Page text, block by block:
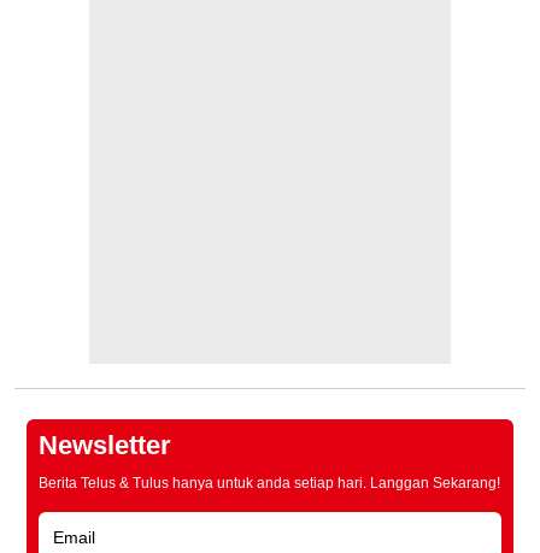
Newsletter
Berita Telus & Tulus hanya untuk anda setiap hari. Langgan Sekarang!